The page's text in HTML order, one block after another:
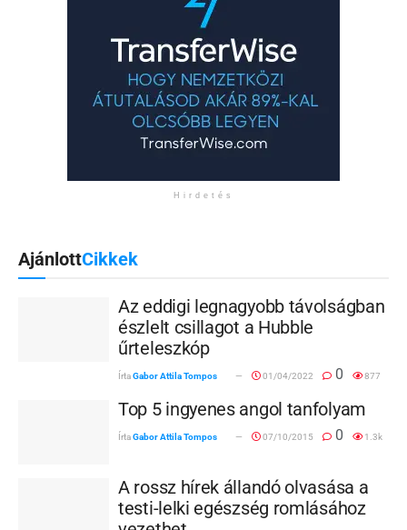
Hirdetés
AjánlottCikkek
Az eddigi legnagyobb távolságban
észlelt csillagot a Hubble
űrteleszkóp
ÍrtaGabor Attila Tompos 01/04/2022 0 877
Top 5 ingyenes angol tanfolyam
ÍrtaGabor Attila Tompos 07/10/2015 0 1.3k
A rossz hírek állandó olvasása a
testi-lelki egészség romlásához